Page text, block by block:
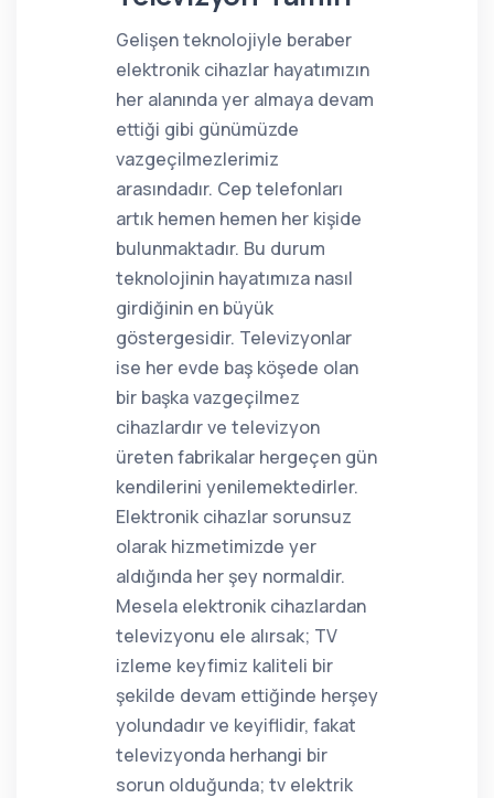
Gelişen teknolojiyle beraber
elektronik cihazlar hayatımızın
her alanında yer almaya devam
ettiği gibi günümüzde
vazgeçilmezlerimiz
arasındadır. Cep telefonları
artık hemen hemen her kişide
bulunmaktadır. Bu durum
teknolojinin hayatımıza nasıl
girdiğinin en büyük
göstergesidir. Televizyonlar
ise her evde baş köşede olan
bir başka vazgeçilmez
cihazlardır ve televizyon
üreten fabrikalar hergeçen gün
kendilerini yenilemektedirler.
Elektronik cihazlar sorunsuz
olarak hizmetimizde yer
aldığında her şey normaldir.
Mesela elektronik cihazlardan
televizyonu ele alırsak; TV
izleme keyfimiz kaliteli bir
şekilde devam ettiğinde herşey
yolundadır ve keyiflidir, fakat
televizyonda herhangi bir
sorun olduğunda; tv elektrik